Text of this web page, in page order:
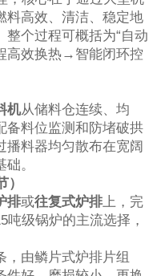
料高效、清洁、稳定地
个过程可概括为“自动
效换热→智能闭环控
机从储料仓连续、均
备料位监测和防堵破拱
播料器均匀散布在宽阔
。
排或往复式炉排上，完
级锅炉的主流选择，
，由鳞片式炉排片组